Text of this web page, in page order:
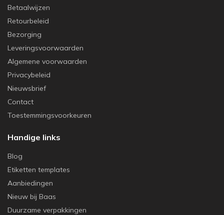
Betaalwijzen
Retourbeleid
Bezorging
Leveringsvoorwaarden
Algemene voorwaarden
Privacybeleid
Nieuwsbrief
Contact
Toestemmingsvoorkeuren
Handige links
Blog
Etiketten templates
Aanbiedingen
Nieuw bij Baas
Duurzame verpakkingen